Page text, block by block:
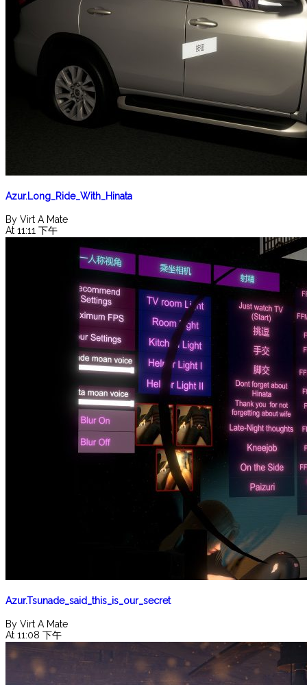
Azur.Long_Ride_With_Hinata
By Virt A Mate
At 11:11 下午
Azur.Tsunade_said_this_is_our_secret
By Virt A Mate
At 11:08 下午